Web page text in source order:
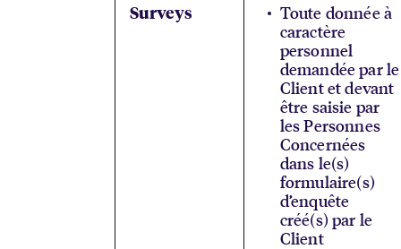
Surveys
Toute donnée à
caractère
personnel
demandée par le
Client et devant
être saisie par
les Personnes
Concernées
dans le(s)
formulaire(s)
d’enquête
créé(s) par le
Client